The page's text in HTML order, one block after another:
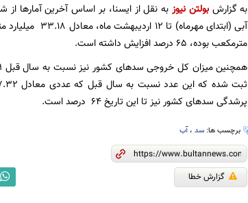
به گزارشبولتن نیوز به نقل از ایسنا، بر اساس آخرین آمارها
مترمکعب بوده، ۶۵ درصد افزایش داشته است.
پرشدگی سدهای کشور نیز تا این تاریخ ۶۴ درصد است.
برچسب ها: سد،آب
گزارش خطا